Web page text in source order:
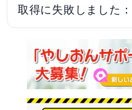
取得に失敗しました